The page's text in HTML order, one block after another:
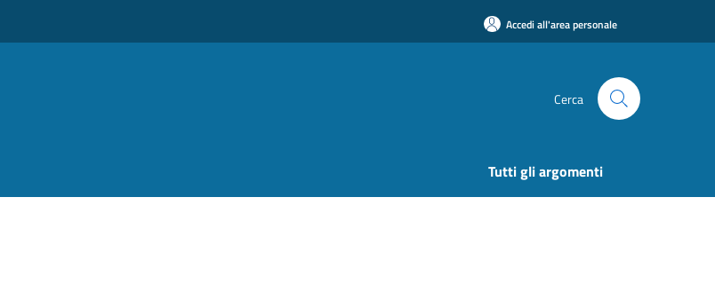
Accedi all'area personale
Cerca
Tutti gli argomenti